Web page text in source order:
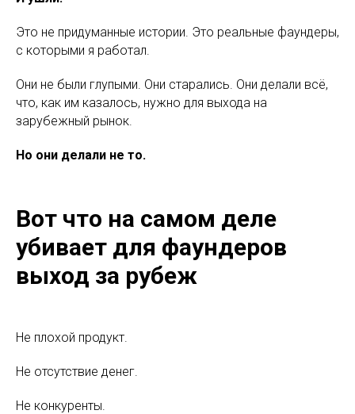
Это не придуманные истории. Это реальные фаундеры,
с которыми я работал.
Они не были глупыми. Они старались. Они делали всё,
что, как им казалось, нужно для выхода на
зарубежный рынок.
Но они делали не то.
Вот что на самом деле
убивает для фаундеров
выход за рубеж
Не плохой продукт.
Не отсутствие денег.
Не конкуренты.